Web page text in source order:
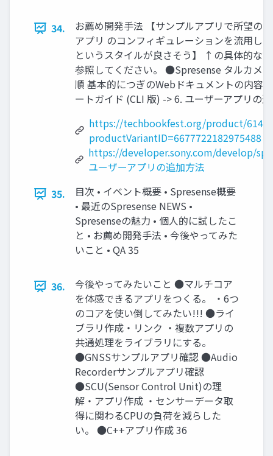
34.
お薦め開発手法 【サンプルアプリで所望の
アプリ のコンフィギュレーションを流用し
というスタイルが良さそう】 ↑の具体的な
参照してください。 ●Spresense タルカメ
順 基本的につぎのWebドキュメントの内容
ートガイド (CLI 版) -> 6. ユーザーアプリの
https://techbookfest.org/product/
productVariantID=6677722182975488
https://developer.sony.com/develop/
ユーザーアプリの追加方法
35.
目次 • イベント概要 • Spresense概要
• 最近のSpresense NEWS •
Spresenseの魅力 • 個人的に試したこ
と • お薦め開発手法 • 今後やってみた
いこと • QA 35
36.
今後やってみたいこと ●マルチコア
を体感できるアプリをつくる。 ・6つ
のコアを使い倒してみたい!!! ●ライ
ブラリ作成・リンク ・複数アプリの
共通処理をライブラリにする。
●GNSSサンプルアプリ確認 ●Audio
Recorderサンプルアプリ確認
●SCU(Sensor Control Unit)の理
解・アプリ作成 ・センサーデータ取
得に関わるCPUの負荷を減らした
い。 ●C++アプリ作成 36